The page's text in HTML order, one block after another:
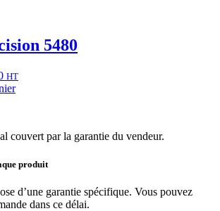
5480
HT
couvert par la garantie du vendeur.
produit
d’une garantie spécifique. Vous pouvez
dans ce délai.